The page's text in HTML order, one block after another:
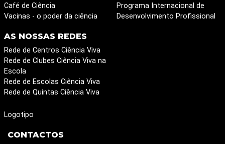
Café de Ciência
Vacinas - o poder da ciência
Programa Internacional de
Desenvolvimento Profissional
AS NOSSAS REDES
Rede de Centros Ciência Viva
Rede de Clubes Ciência Viva na
Escola
Rede de Escolas Ciência Viva
Rede de Quintas Ciência Viva
Logotipo
CONTACTOS